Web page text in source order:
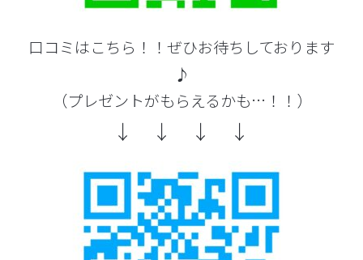
口コミはこちら！！ぜひお待ちしております
♪
（プレゼントがもらえるかも…！！）
↓ ↓ ↓ ↓